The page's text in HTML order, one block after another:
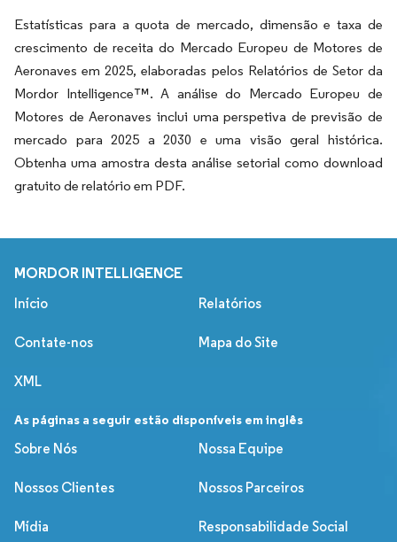
Estatísticas para a quota de mercado, dimensão e taxa de
crescimento de receita do Mercado Europeu de Motores de
Aeronaves em 2025, elaboradas pelos Relatórios de Setor da
Mordor Intelligence™. A análise do Mercado Europeu de
Motores de Aeronaves inclui uma perspetiva de previsão de
mercado para 2025 a 2030 e uma visão geral histórica.
Obtenha uma amostra desta análise setorial como download
gratuito de relatório em PDF.
MORDOR INTELLIGENCE
Início Relatórios
Contate-nos Mapa do Site
XML
As páginas a seguir estão disponíveis em inglês
Sobre Nós
Nossa Equipe
Nossos Clientes Nossos Parceiros
Mídia Responsabilidade Social